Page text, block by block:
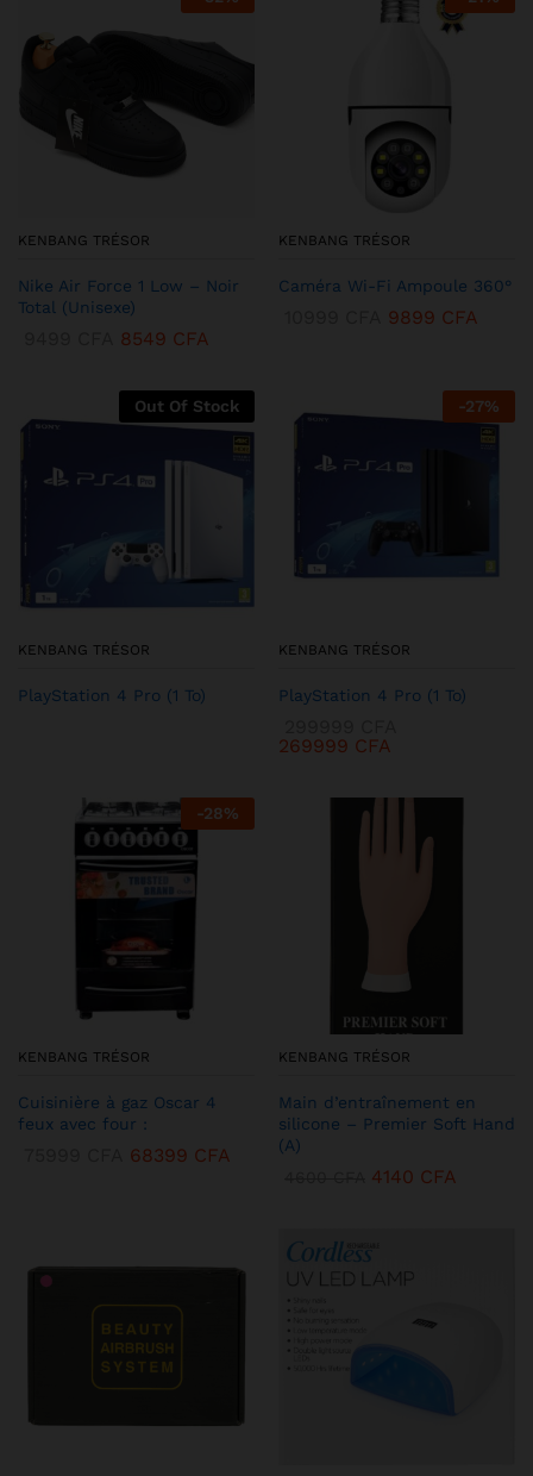
KENBANG TRÉSOR
Nike Air Force 1 Low – Noir
Total (Unisexe)
8549 CFA
KENBANG TRÉSOR
Caméra Wi-Fi Ampoule 360°
9899 CFA
Out Of Stock
KENBANG TRÉSOR
PlayStation 4 Pro (1 To)
-27%
KENBANG TRÉSOR
PlayStation 4 Pro (1 To)
269999 CFA
-28%
KENBANG TRÉSOR
Cuisinière à gaz Oscar 4
feux avec four :
68399 CFA
KENBANG TRÉSOR
Main d’entraînement en
silicone – Premier Soft Hand
(A)
4140 CFA